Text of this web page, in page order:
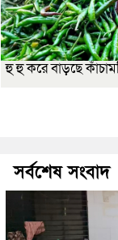
হু হু করে বাড়ছে
সর্বশেষ সংবাদ